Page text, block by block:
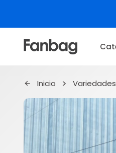
Inicio Variedades